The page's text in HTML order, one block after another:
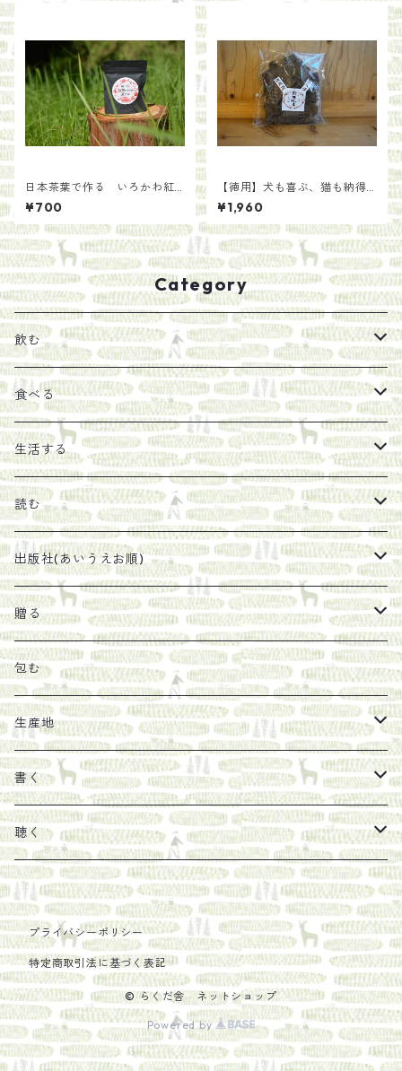
日本茶葉で作る いろかわ紅
茶【手土産用パッケージ30
g】
¥700
【徳用】犬も喜ぶ、猫も納得
の鹿まんま[種類いろいろ]
¥1,960
Category
飲む
お茶
エキス
珈琲豆
太山寺珈琲焙煎室
食べる
ジャム
うめぼし
塩
オリーブオイル
その他
マスコバド糖
しょうがパウダー
野菜・果物
新しょうが
レモン
生活する
エコラップ
石けん
ヘチマたわし
陶器
馬目隆宏
絵
タンブラー
読む
刊行から時間が経ったけれど、長く売り続けたい一冊
贈り物に勧めたい絵本
紀伊半島ブックマルシェ関連本
らくだ舎出帆室の参考本など
新刊では販売しづらくなった本を巡らせて
古本や自由価格本から探す
出版社(あいうえお順)
らくだ舎出帆室
リトルプレス
mario books
タイドラー
Sakumag
地下BOOKS
疋田千里
PHILOSOPHIA
椋本悠哉
海外出版社
古本
あ行
明石書店
赤々舎
亜紀書房
あさやけ出版
か行
偕成社
笠間書院
柏書房
さ行
里山社
左右社
た行
大和書房
な行
贈る
包装
ギフトセット
カレンダー
カップ
ステッカー
包む
生産地
色川
そこそこ農園
農家民泊JUGEM
だものみち
安田農園
フィリピン
パレスチナ
インドネシア
メキシコ
書く
カムワッカ
らくだ舎
ポストカード
聴く
里
COLECTIVO ALTEPE
プライバシーポリシー
特定商取引法に基づく表記
© らくだ舎 ネットショップ
Powered by